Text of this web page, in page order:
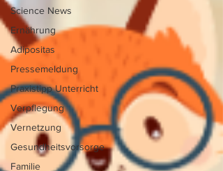
Science News
Ernährung
Adipositas
Pressemeldung
Praxistipp Unterricht
Verpflegung
Vernetzung
Gesundheitsvorsorge
Familie